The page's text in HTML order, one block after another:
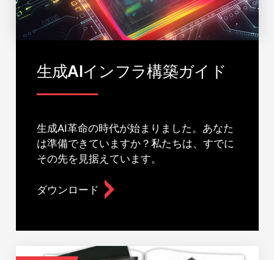
生成AIインフラ構築ガイド
生成AI革命の時代が始まりました。あなた
は準備できていますか？私たちは、すでに
その先を見据えています。
ダウンロード